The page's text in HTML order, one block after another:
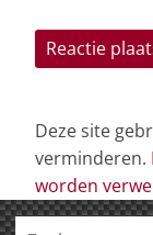
Deze site
verminderen.
worden